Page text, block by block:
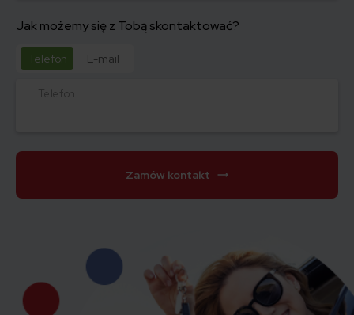
Jak możemy się z Tobą skontaktować?
Telefon E-mail
Telefon
Zamów kontakt